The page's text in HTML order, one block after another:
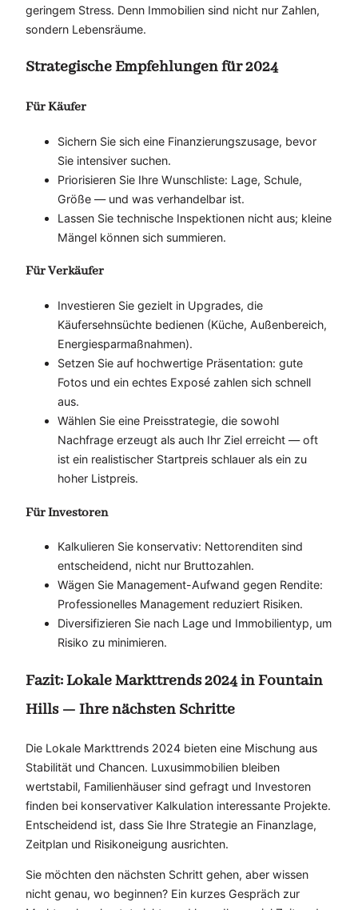
geringem Stress. Denn Immobilien sind nicht nur Zahlen,
sondern Lebensräume.
Strategische Empfehlungen für 2024
Für Käufer
Sichern Sie sich eine Finanzierungszusage, bevor
Sie intensiver suchen.
Priorisieren Sie Ihre Wunschliste: Lage, Schule,
Größe — und was verhandelbar ist.
Lassen Sie technische Inspektionen nicht aus; kleine
Mängel können sich summieren.
Für Verkäufer
Investieren Sie gezielt in Upgrades, die
Käufersehnsüchte bedienen (Küche, Außenbereich,
Energiesparmaßnahmen).
Setzen Sie auf hochwertige Präsentation: gute
Fotos und ein echtes Exposé zahlen sich schnell
aus.
Wählen Sie eine Preisstrategie, die sowohl
Nachfrage erzeugt als auch Ihr Ziel erreicht — oft
ist ein realistischer Startpreis schlauer als ein zu
hoher Listpreis.
Für Investoren
Kalkulieren Sie konservativ: Nettorenditen sind
entscheidend, nicht nur Bruttozahlen.
Wägen Sie Management-Aufwand gegen Rendite:
Professionelles Management reduziert Risiken.
Diversifizieren Sie nach Lage und Immobilientyp, um
Risiko zu minimieren.
Fazit: Lokale Markttrends 2024 in Fountain
Hills — Ihre nächsten Schritte
Die Lokale Markttrends 2024 bieten eine Mischung aus
Stabilität und Chancen. Luxusimmobilien bleiben
wertstabil, Familienhäuser sind gefragt und Investoren
finden bei konservativer Kalkulation interessante Projekte.
Entscheidend ist, dass Sie Ihre Strategie an Finanzlage,
Zeitplan und Risikoneigung ausrichten.
Sie möchten den nächsten Schritt gehen, aber wissen
nicht genau, wo beginnen? Ein kurzes Gespräch zur